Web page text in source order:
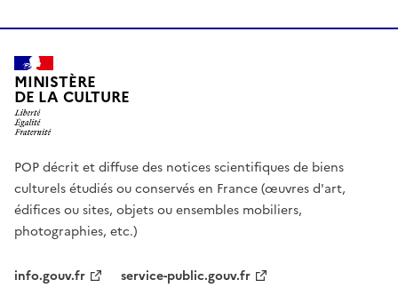
MINISTÈRE
DE LA CULTURE
POP décrit et diffuse des notices scientifiques de biens
culturels étudiés ou conservés en France (œuvres d'art,
édifices ou sites, objets ou ensembles mobiliers,
photographies, etc.)
info.gouv.fr service-public.gouv.fr